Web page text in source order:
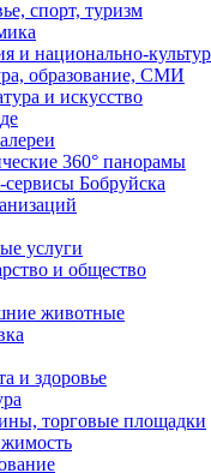
спорт, туризм
и национально-
образование, СМИ
и искусство
360° панорамы
сервисы Бобруйска
услуги
и общество
животные
и здоровье
торговые площадки